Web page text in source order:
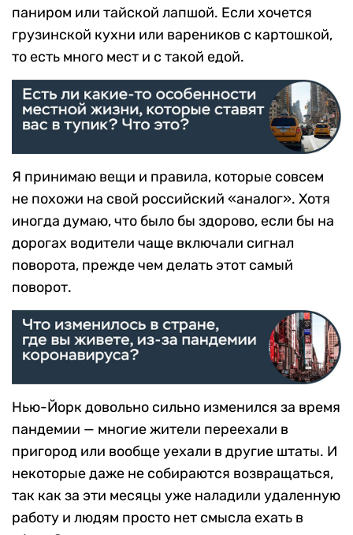
паниром или тайской лапшой. Если хочется
грузинской кухни или вареников с картошкой,
то есть много мест и с такой едой.
Я принимаю вещи и правила, которые совсем
не похожи на свой российский «аналог». Хотя
иногда думаю, что было бы здорово, если бы на
дорогах водители чаще включали сигнал
поворота, прежде чем делать этот самый
поворот.
Нью-Йорк довольно сильно изменился за время
пандемии — многие жители переехали в
пригород или вообще уехали в другие штаты. И
некоторые даже не собираются возвращаться,
так как за эти месяцы уже наладили удаленную
работу и людям просто нет смысла ехать в